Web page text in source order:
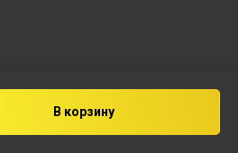
В корзину